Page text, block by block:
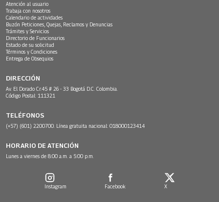
Atención al usuario
Trabaja con nosotros
Calendario de actividades
Buzón Peticiones, Quejas, Reclamos y Denuncias
Trámites y Servicios
Directorio de Funcionarios
Estado de su solicitud
Términos y Condiciones
Entrega de Obsequios
DIRECCIÓN
Av. El Dorado Cr.45 # 26 - 33 Bogotá D.C. Colombia.
Código Postal: 111321
TELÉFONOS
(+57) (601) 2200700. Línea gratuita nacional: 018000123414
HORARIO DE ATENCIÓN
Lunes a viernes de 8:00 a.m. a 5:00 p.m.
Instagram Facebook X